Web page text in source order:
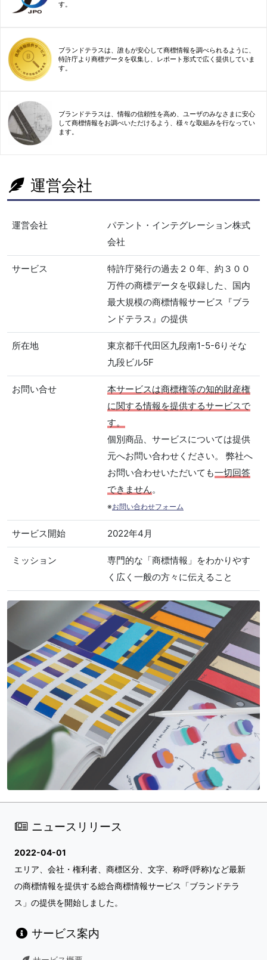
す。
ブランドテラスは、誰もが安心して商標情報を調べられるように、
特許庁より商標データを収集し、レポート形式で広く提供していま
す。
ブランドテラスは、情報の信頼性を高め、ユーザのみなさまに安心
して商標情報をお調べいただけるよう、様々な取組みを行なってい
ます。
運営会社
運営会社
パテント・インテグレーション株式
会社
サービス
特許庁発行の過去２０年、約３００
万件の商標データを収録した、国内
最大規模の商標情報サービス『ブラ
ンドテラス』の提供
所在地
東京都千代田区九段南1-5-6りそな
九段ビル5F
お問い合せ
本サービスは商標権等の知的財産権
に関する情報を提供するサービスで
す。
個別商品、サービスについては提供
元へお問い合わせください。 弊社へ
お問い合わせいただいても一切回答
できません。
※お問い合わせフォーム
サービス開始 2022年4月
ミッション
専門的な「商標情報」をわかりやす
く広く一般の方々に伝えること
ニュースリリース
2022-04-01
エリア、会社・権利者、商標区分、文字、称呼(呼称)など最新
の商標情報を提供する総合商標情報サービス「ブランドテラ
ス」の提供を開始しました。
サービス案内